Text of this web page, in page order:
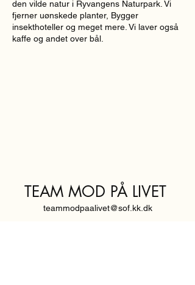
den vilde natur i Ryvangens Naturpark. Vi
fjerner uønskede planter, Bygger
insekthoteller og meget mere. Vi laver også
kaffe og andet over bål.
TEAM MOD PÅ LIVET
teammodpaalivet@sof.kk.dk